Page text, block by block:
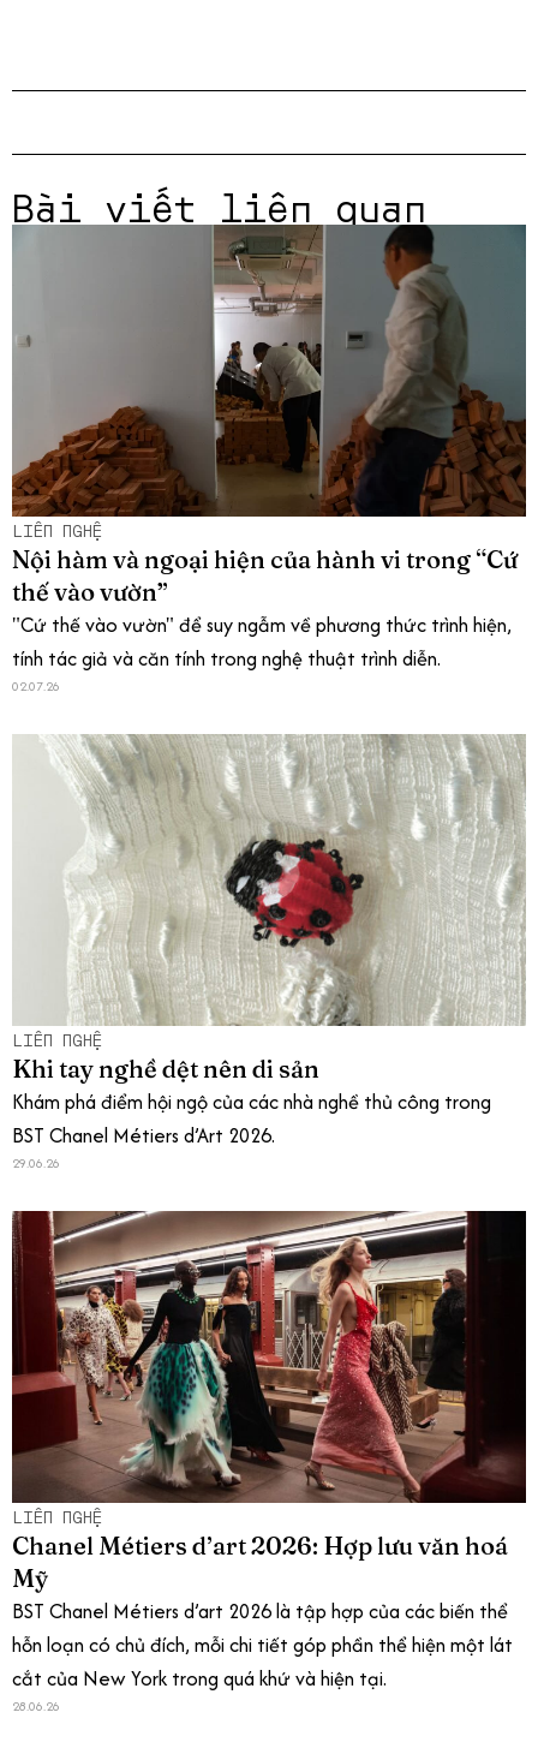
Bài viết liên quan
LIÊN NGHỆ
Nội hàm và ngoại hiện của hành vi trong “Cứ
thế vào vườn”
"Cứ thế vào vườn" để suy ngẫm về phương thức trình hiện,
tính tác giả và căn tính trong nghệ thuật trình diễn.
02.07.26
LIÊN NGHỆ
Khi tay nghề dệt nên di sản
Khám phá điểm hội ngộ của các nhà nghề thủ công trong
BST Chanel Métiers d’Art 2026.
29.06.26
LIÊN NGHỆ
Chanel Métiers d’art 2026: Hợp lưu văn hoá
Mỹ
BST Chanel Métiers d’art 2026 là tập hợp của các biến thể
hỗn loạn có chủ đích, mỗi chi tiết góp phần thể hiện một lát
cắt của New York trong quá khứ và hiện tại.
28.06.26